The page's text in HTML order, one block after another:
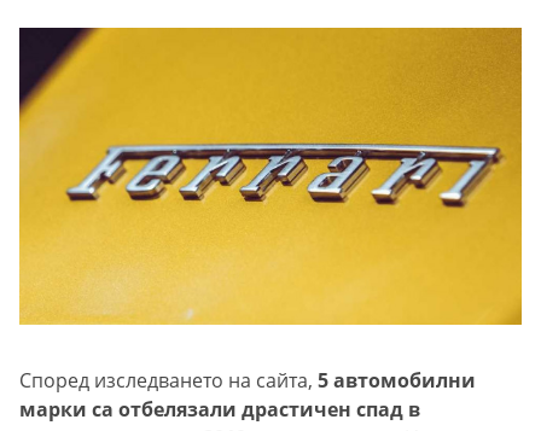
Според изследването на сайта, 5 автомобилни
марки са отбелязали драстичен спад в